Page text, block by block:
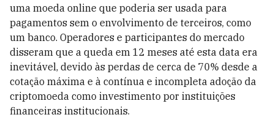
uma moeda online que poderia ser usada para
pagamentos sem o envolvimento de terceiros, como
um banco. Operadores e participantes do mercado
disseram que a queda em 12 meses até esta data era
inevitável, devido às perdas de cerca de 70% desde a
cotação máxima e à contínua e incompleta adoção da
criptomoeda como investimento por instituições
financeiras institucionais.